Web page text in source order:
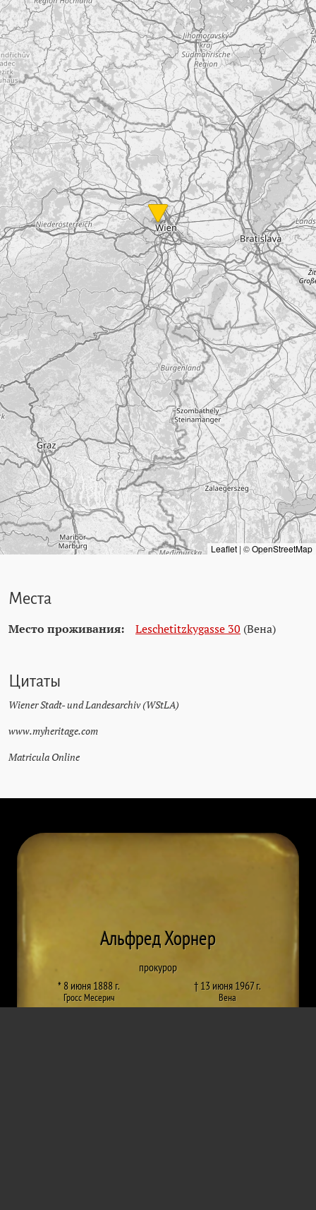
Leaflet | ©OpenStreetMap
Места
Место проживания: Leschetitzkygasse 30 (Вена)
Цитаты
Wiener Stadt- und Landesarchiv (WStLA)
www.myheritage.com
Matricula Online
Альфред Хорнер
прокурор
* 8 июня 1888 г.
Гросс Месерич
† 13 июня 1967 г.
Вена